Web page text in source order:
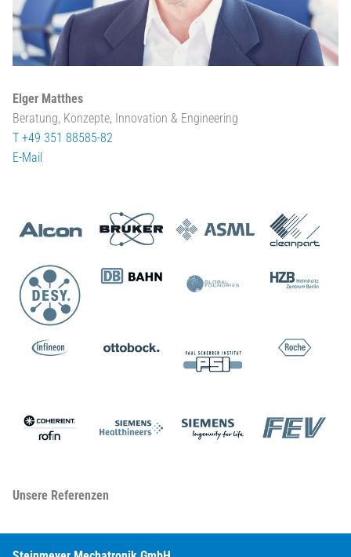
Elger Matthes
Beratung, Konzepte, Innovation & Engineering
T +49 351 88585-82
E-Mail
Unsere Referenzen